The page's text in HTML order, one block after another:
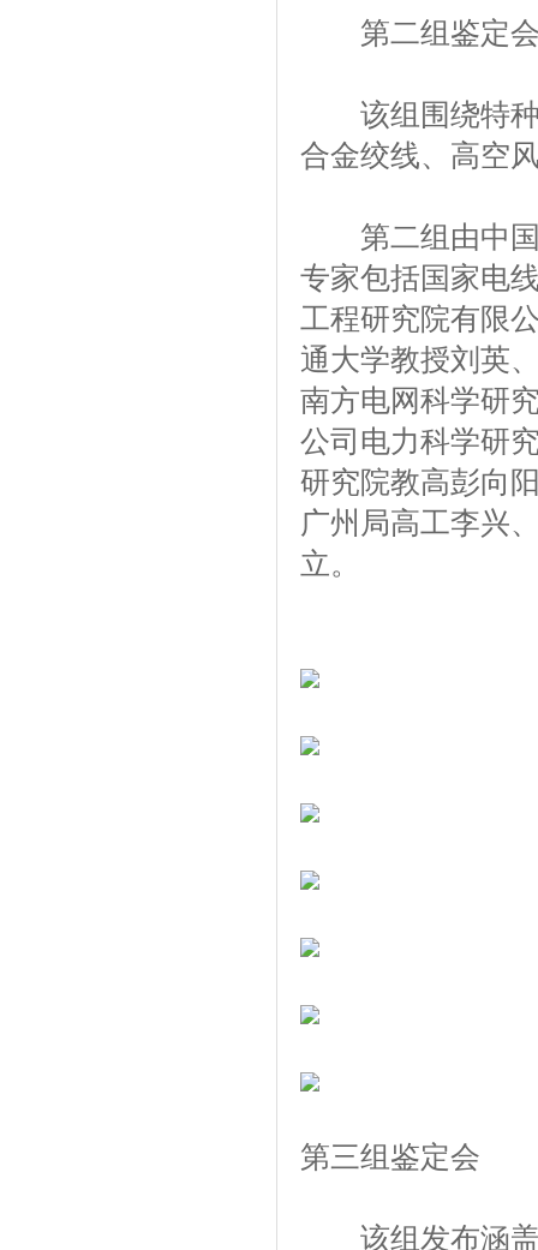
第二组鉴定
该组围绕特种
合金绞线、高空
第二组由中国
专家包括国家电
工程研究院有限
通大学教授刘英
南方电网科学研
公司电力科学研
研究院教高彭向
广州局高工李兴
立。
第三组鉴定会
该组发布涵盖